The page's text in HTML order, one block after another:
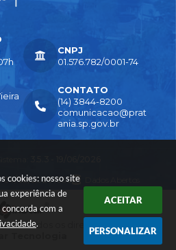
cookies: nosso site
experiência de
com a
.
ACEITAR
PERSONALIZAR
CONTATO
(14) 3844-8200
comunicacao@prat
ania.sp.gov.br
CNPJ
01.576.782/0001-74
04/08/2026 16:55
Todos os direitos reservados -